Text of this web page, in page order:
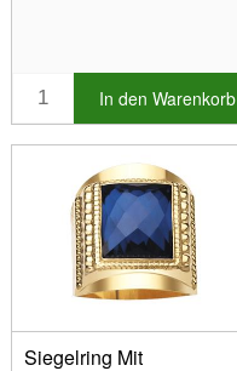
In den Warenkorb
Siegelring Mit